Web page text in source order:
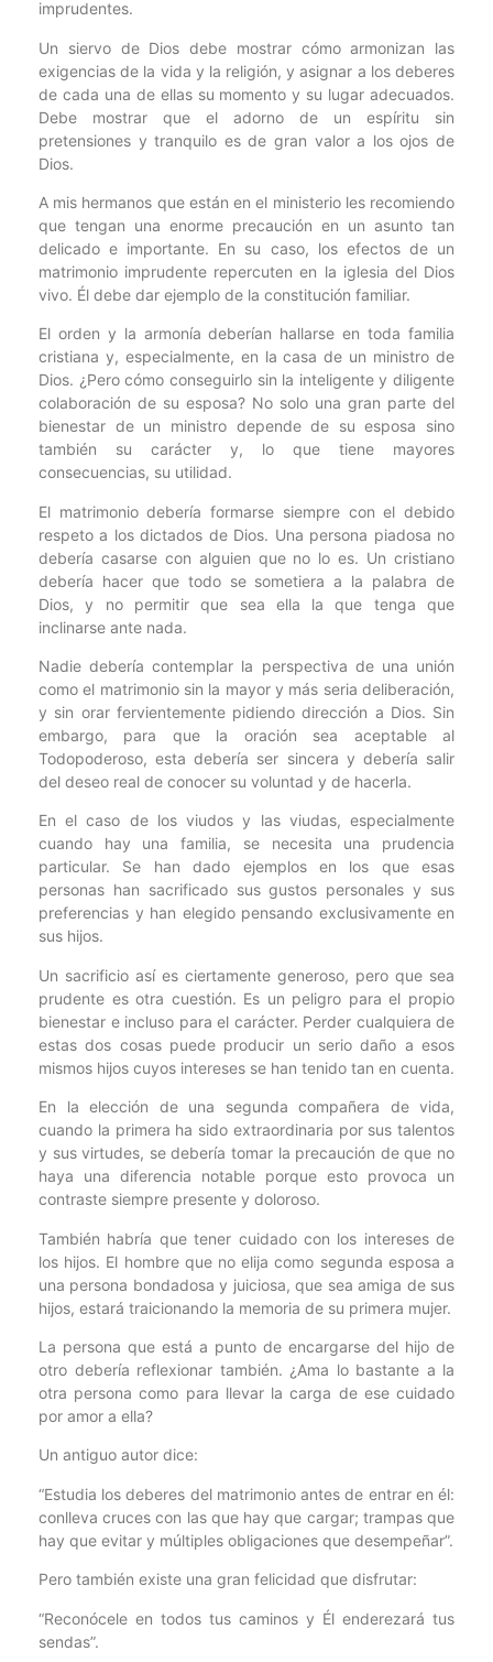
imprudentes.
Un siervo de Dios debe mostrar cómo armonizan las
exigencias de la vida y la religión, y asignar a los deberes
de cada una de ellas su momento y su lugar adecuados.
Debe mostrar que el adorno de un espíritu sin
pretensiones y tranquilo es de gran valor a los ojos de
Dios.
A mis hermanos que están en el ministerio les recomiendo
que tengan una enorme precaución en un asunto tan
delicado e importante. En su caso, los efectos de un
matrimonio imprudente repercuten en la iglesia del Dios
vivo. Él debe dar ejemplo de la constitución familiar.
El orden y la armonía deberían hallarse en toda familia
cristiana y, especialmente, en la casa de un ministro de
Dios. ¿Pero cómo conseguirlo sin la inteligente y diligente
colaboración de su esposa? No solo una gran parte del
bienestar de un ministro depende de su esposa sino
también su carácter y, lo que tiene mayores
consecuencias, su utilidad.
El matrimonio debería formarse siempre con el debido
respeto a los dictados de Dios. Una persona piadosa no
debería casarse con alguien que no lo es. Un cristiano
debería hacer que todo se sometiera a la palabra de
Dios, y no permitir que sea ella la que tenga que
inclinarse ante nada.
Nadie debería contemplar la perspectiva de una unión
como el matrimonio sin la mayor y más seria deliberación,
y sin orar fervientemente pidiendo dirección a Dios. Sin
embargo, para que la oración sea aceptable al
Todopoderoso, esta debería ser sincera y debería salir
del deseo real de conocer su voluntad y de hacerla.
En el caso de los viudos y las viudas, especialmente
cuando hay una familia, se necesita una prudencia
particular. Se han dado ejemplos en los que esas
personas han sacrificado sus gustos personales y sus
preferencias y han elegido pensando exclusivamente en
sus hijos.
Un sacrificio así es ciertamente generoso, pero que sea
prudente es otra cuestión. Es un peligro para el propio
bienestar e incluso para el carácter. Perder cualquiera de
estas dos cosas puede producir un serio daño a esos
mismos hijos cuyos intereses se han tenido tan en cuenta.
En la elección de una segunda compañera de vida,
cuando la primera ha sido extraordinaria por sus talentos
y sus virtudes, se debería tomar la precaución de que no
haya una diferencia notable porque esto provoca un
contraste siempre presente y doloroso.
También habría que tener cuidado con los intereses de
los hijos. El hombre que no elija como segunda esposa a
una persona bondadosa y juiciosa, que sea amiga de sus
hijos, estará traicionando la memoria de su primera mujer.
La persona que está a punto de encargarse del hijo de
otro debería reflexionar también. ¿Ama lo bastante a la
otra persona como para llevar la carga de ese cuidado
por amor a ella?
Un antiguo autor dice:
“Estudia los deberes del matrimonio antes de entrar en él:
conlleva cruces con las que hay que cargar; trampas que
hay que evitar y múltiples obligaciones que desempeñar”.
Pero también existe una gran felicidad que disfrutar:
“Reconócele en todos tus caminos y Él enderezará tus
sendas”.